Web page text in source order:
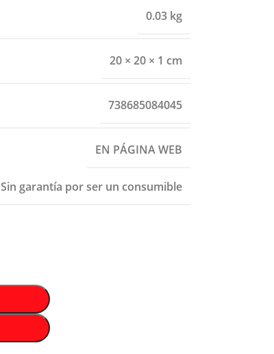
0.03 kg
20 × 20 × 1 cm
738685084045
EN PÁGINA WEB
Sin garantía por ser un consumible